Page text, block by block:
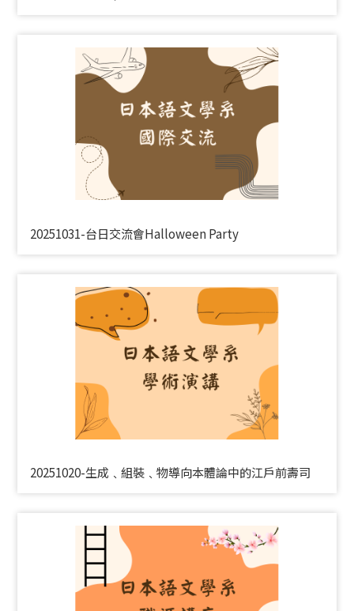
20251031-台日交流會Halloween Party
20251020-生成﹑組裝﹑物導向本體論中的江戶前壽司